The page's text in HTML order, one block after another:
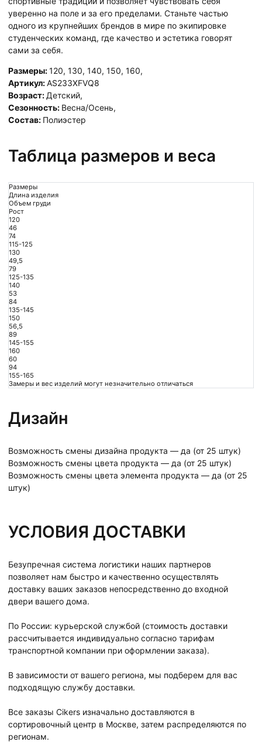
уверенно на поле и за его пределами. Станьте частью
одного из крупнейших брендов в мире по экипировке
студенческих команд, где качество и эстетика говорят
сами за себя.
Размеры:120, 130, 140, 150, 160,
Артикул:AS233XFVQ8
Возраст: Детский,
Сезонность: Весна/Осень,
Состав: Полиэстер
Таблица размеров и веса
Размеры
Длина изделия
Объем груди
Рост
120
46
74
115-125
130
49,5
79
125-135
140
53
84
135-145
150
56,5
89
145-155
160
60
94
155-165
Замеры и вес изделий могут незначительно отличаться
Дизайн
Возможность смены дизайна продукта — да (от 25 штук)
Возможность смены цвета продукта — да (от 25 штук)
Возможность смены цвета элемента продукта — да (от 25
штук)
УСЛОВИЯ ДОСТАВКИ
Безупречная система логистики наших партнеров
позволяет нам быстро и качественно осуществлять
доставку ваших заказов непосредственно до входной
двери вашего дома.
По России: курьерской службой (стоимость доставки
рассчитывается индивидуально согласно тарифам
транспортной компании при оформлении заказа).
В зависимости от вашего региона, мы подберем для вас
подходящую службу доставки.
Все заказы Cikers изначально доставляются в
сортировочный центр в Москве, затем распределяются по
регионам.